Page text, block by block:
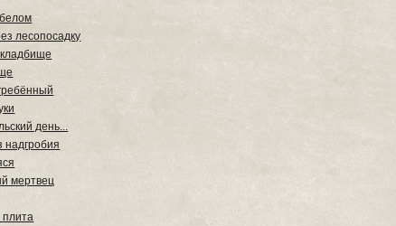
лесопосадку
день...
надгробия
мертвец
плита